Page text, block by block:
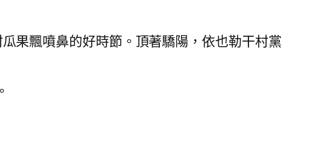
果飄噴鼻的好時節。頂著驕陽，依也勒干村黨